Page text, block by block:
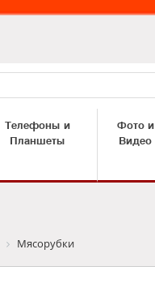
Телефоны и
Планшеты
Фото и
Видео
Мясорубки